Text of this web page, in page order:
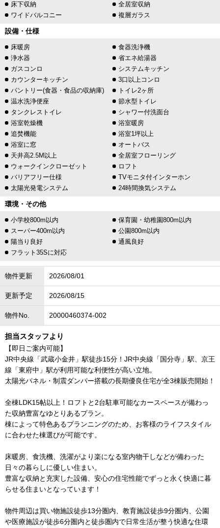
床下収納
全居室収納
ワイドバルコニー
複層ガラス
設備・仕様
床暖房
食器洗浄機
浄水器
省エネ給湯器
ガスコンロ
システムキッチン
カウンターキッチン
3口以上コンロ
パントリー(食器・食品の収納庫)
トイレ2ヶ所
温水洗浄便座
節水型トイレ
タンクレストイレ
シャワー付洗面台
浴室乾燥機
浴室暖房
追焚機能
浴室1坪以上
浴室に窓
オートバス
天井高2.5M以上
全居室フローリング
ウォークインクローゼット
ロフト
バリアフリー仕様
TVモニタ付インターホン
太陽光発電システム
24時間換気システム
環境・その他
小学校800m以内
保育園・幼稚園800m以内
スーパー400m以内
公園800m以内
陽当り良好
通風良好
フラット35Sに対応
物件更新 2026/08/01
更新予定 2026/08/15
物件No. 20000460374-002
担当スタッフより
【即日ご案内可能】
JR中央線「武蔵小金井」駅徒歩15分！JR中央線「国分寺」駅、京王
線「東府中」駅が利用可能な利便性が高い立地。
太陽光パネル・制震ダンパー搭載の長期優良住宅が全3棟販売開始！
全棟LDK15帖以上！ロフトと2台駐車可能なカースペースが備わっ
た収納豊富なゆとりあるプラン。
棟によって特色あるプランニングのため、お客様のライフスタイル
に合わせた棟選びが可能です。
床暖房、食洗機、洗濯がより楽になる室内物干しなどが備わった
日々の暮らしに優しい住まい。
豊富な収納と充実した設備、安心の住宅性能でずっと永く快適に暮
らせる住まいとなっています！
物件周辺は買い物施設徒歩13分圏内、教育施設徒歩9分圏内、公園
や医療施設が徒歩6分圏内と徒歩圏内で日常生活が整う快適な住環